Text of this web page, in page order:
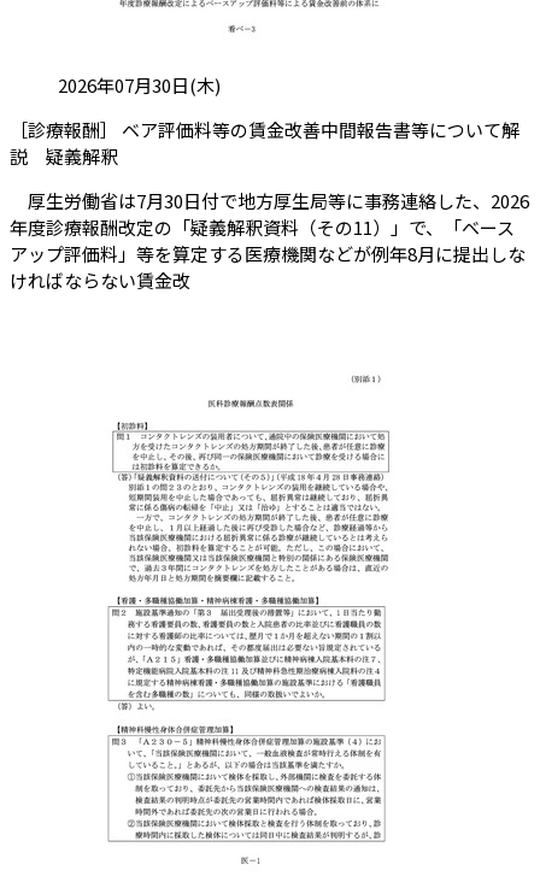
投稿日:2026年07月30日(木)
［診療報酬］ ベア評価料等の賃金改善中間報告書等について解
説 疑義解釈
厚生労働省は7月30日付で地方厚生局等に事務連絡した、2026
年度診療報酬改定の「疑義解釈資料（その11）」で、「ベース
アップ評価料」等を算定する医療機関などが例年8月に提出しな
ければならない賃金改